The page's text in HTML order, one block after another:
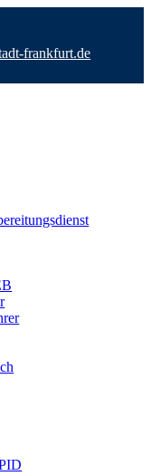
frankfurt.de